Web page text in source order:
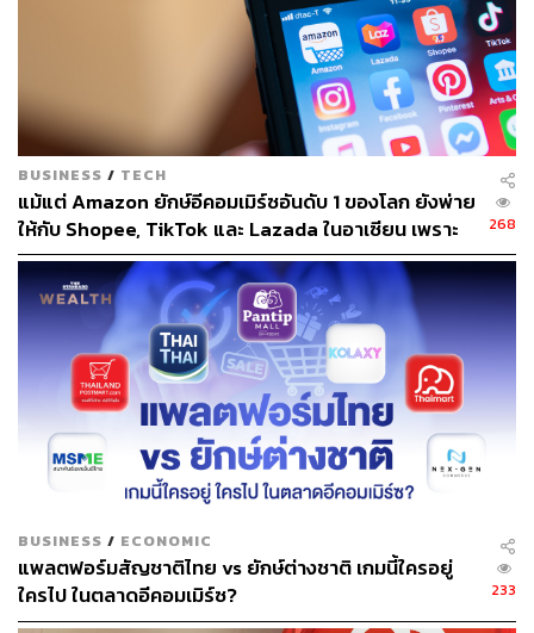
นอกจากนี้ Sea (ประเทศไทย) ยังจะให้ความสำคัญกับการ
สร้างเอ็นเกจเมนต์ระหว่างผู้บริโภคกับบริการของ Sea เช่น
การเปิดให้แพลตฟอร์ม Shopee สามารถเล่นเกมหรือไลฟ์สด
ขายสินค้าเพื่อเพิ่มความหลากหลายในเชิงการใช้งาน ดึงคน
เข้ามาใช้งานมากขึ้น รวมถึงอยู่ในระหว่างทดลองบริการส่ง
สินค้าภายในวันเดียวผ่าน Shopee Delivery เพื่อตอบสนอง
ความต้องการของผู้ซื้อ-ผู้ขาย
ประเด็นที่น่าสนใจก็คือแม้จะเปิดให้บริการมาแล้วกว่า 4 ปี แต่
อย่างที่ทราบกันว่าผลประกอบการของ Shopee หรือแม้แต่
แพลตฟอร์มอีคอมเมิร์ซเจ้าอื่นๆ ก็ยังไม่เป็นที่น่าพอใจนัก
เนื่องจากต่างฝ่ายต่างก็ให้ความสำคัญกับการทำแคมเปญ
โปรโมชันกระตุ้นตลาดด้วยกันแทบทั้งนั้น
ข้อมูลผลประกอบการในช่วง 3 ปีที่ผ่านมาของ บริษัท ช้อปปี้
(ประเทศไทย) จำกัด จากกรมพัฒนาธุรกิจการค้า
รายได้ 56,606 บาท / ขาดทุน 528,606,947
ปี 2560รายได้ 139,759,404 บาท / ขาดทุน
1,404,204,028 บาท
ปี 2561รายได้ 165,296,143 บาท / ขาดทุน
4,113,962,832 บาท
BUSINESS / TECH
แม้แต่ Amazon ยักษ์อีคอมเมิร์ซอันดับ 1 ของโลก ยังพ่าย
ให้กับ Shopee, TikTok และ Lazada ในอาเซียน เพราะ
ยกโมเดลอเมริกันมาใช้ทั้งชุดกับตลาดที่คนดูราคาก่อน
แบรนด์
268
BUSINESS / ECONOMIC
แพลตฟอร์มสัญชาติไทย vs ยักษ์ต่างชาติ เกมนี้ใครอยู่
ใครไป ในตลาดอีคอมเมิร์ซ?
233